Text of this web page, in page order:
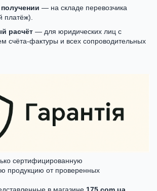
— на складе перевозчика
платёж).
расчёт — для юридических лиц с
счёта-фактуры и всех сопроводительных
сертифицированную
продукцию от проверенных